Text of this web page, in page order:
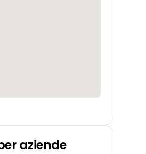
aziende